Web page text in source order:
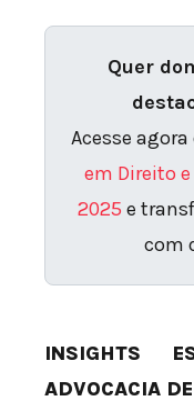
Quer
Acesse
em Direito
2025 e
com
INSIGHTS
ADVOCACIA